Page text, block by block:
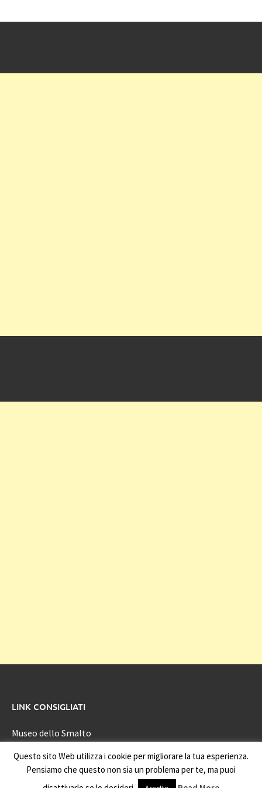
LINK CONSIGLIATI
Museo dello Smalto
Copyright © 2003 - 2026 apediesel.it.
Questo sito Web utilizza i cookie per migliorare la tua esperienza.
Pensiamo che questo non sia un problema per te, ma puoi